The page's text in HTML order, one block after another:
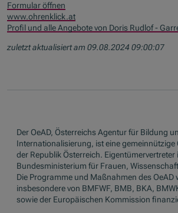
Formular öffnen
www.ohrenklick.at
Profil und alle Angebote von Doris Rudlof -
zuletzt aktualisiert am 09.08.2024 09:00:07
Der OeAD, Österreichs Agentur für Bildung
Internationalisierung, ist eine gemeinnützige
der Republik Österreich. Eigentümervertreter
Bundesministerium für Frauen,
Die Programme und Maßnahmen des OeAD
insbesondere von BMFWF, BMB, BKA,
sowie der Europäischen Kommission